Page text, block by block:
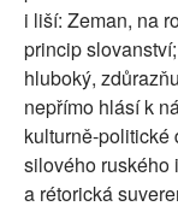
i liší: Zeman, na
princip
hluboký,
nepřímo hlásí k
kulturně-politické
silového ruského
a rétorická